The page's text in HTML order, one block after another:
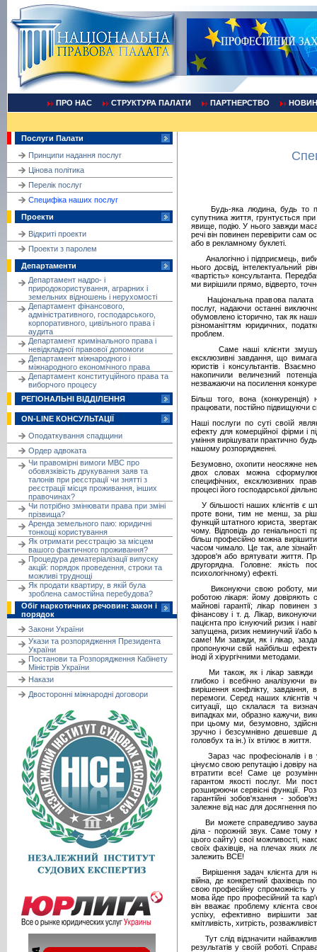
ПРО НАС СТРУКТУРА ПАЛАТИ ПАРТНЕРСТВО
Послуги Палати
Принципи надання послуг
Цінова політика
Перелік послуг
Cпецифіка наших послуг
Проекти
Відкриті проекти
Проекти з паролем
Департаменти
Департамент надро- і
природокористування, аграрних і
земельних відношень і нерухомості
Департамент фінансового,
адміністративного, господарського,
корпоративного, цивільного права і
аудита
Департамент кримінального права і
невідкладної правової допомоги
Департамент міжнародного і
міжнародного економічного права
Департамент конституційного права та
виборчого процесу
РЕГІОНАЛЬНІ ВІДДІЛЕННЯ
ON-LINE КОНСУЛЬТАЦІЇ
Оподаткування спадщини
Ордер адвоката
Чи правомірні вимоги МВС про
обовязківість друкування заяв та
талонів при реєстрації чи знятті з
реєстрації місця проживання, інших
правочинах?
Чи потрібно змінювати права при зміні
прізвища?
Аренда земельного паю: юридичні
тонкощі користування
Як отримати реєстрацію за місцем
вашого фактичного проживання?
Процедура дематеріалізації випуску
акцій: порядок проведення, строки та
можливі труднощі
Як продати квартиру, в якій була
зроблена самостійна перебудова?
Обіг наркотичних речовин: закон і
порядок
Закони України
Укази та розпорядження Президента
України
Постанови та Розпорядження Кабінету
Міністрів України
Накази
Двосторонні міжнародні договори
Будь-яка людина, будь то
супутника життя, грунтується
явище, подію. У нього завжди маса
речі він повинен перевірити сам
або в рекламному буклеті.
Аналогічно і підприємець,
нього досвід, інтелектуальний
«вартість» консультанта.
ми вирішили прямо, відверто,
Національна правова палата
послуг, надаючи останні
обумовлено історично, так як
різноманіттям юридичних,
проблем.
Саме наші клієнти
ексклюзивні завдання, що
юристів і консультантів.
накопичили величезний
незважаючи на посилення
Більш того, вона
працювати, постійно підвищуючи
Наші послуги по суті своїй
ефекту для комерційної фірми і
уміння вирішувати практично
нашому розпорядженні.
Безумовно, охопити неосяжне
двох словах можна
специфічних, ексклюзивних
процесі його господарської
У більшості наших клієнтів є
проте вони, тим не менш, за
функцій штатного юриста,
чому. Відповідь до геніальності
більш професійно можна
часом чимало. Це так, але
здоров'я або врятувати життя.
другорядна. Головне: якість
психологічному) ефекті.
Виконуючи свою роботу, ми
роботою лікаря: йому довіряють
майнові гарантії; лікар
фінансову і т. д. Лікар,
пацієнта про існуючий ризик і
запущена, ризик неминучий і/або
саме! Ми завжди, як і лікар,
пропонуючи свій найбільш
іноді й хірургічними методами.
Ми також, як і лікар завжди
глибоко і всебічно аналізуючи
вирішення конфлікту, завдання,
перемоги. Серед наших клієнтів
ситуації, що склалася та
випадках ми, образно кажучи,
при цьому ми, безумовно,
зручно і безсумнівно дешевше
головбух та ін.) їх втілює в життя.
Зараз час професіоналів і в
цінуємо свою репутацію і довіру
втратити все! Саме це
гарантом якості послуг. Ми
розширюючи сервісні функції.
гарантійні зобов'язання -
залежне від нас для досягнення
Ви можете справедливо
діла - порожній звук. Саме тому
цього сайту) свої можливості,
своїх фахівців, на плечах яких
залежить ВСЕ!
Вирішення задач клієнта для
війна, де конкретний фахівець
свою професійну спроможність
мова йде про професійний та
він вважає проблему клієнта
успіху, ефективно вирішити
кмітливість, хитрість,
Тут слід відзначити
результатів у своїй роботі.